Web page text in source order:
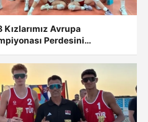
Kızlarımız Avrupa
Perdesini
Açtı!